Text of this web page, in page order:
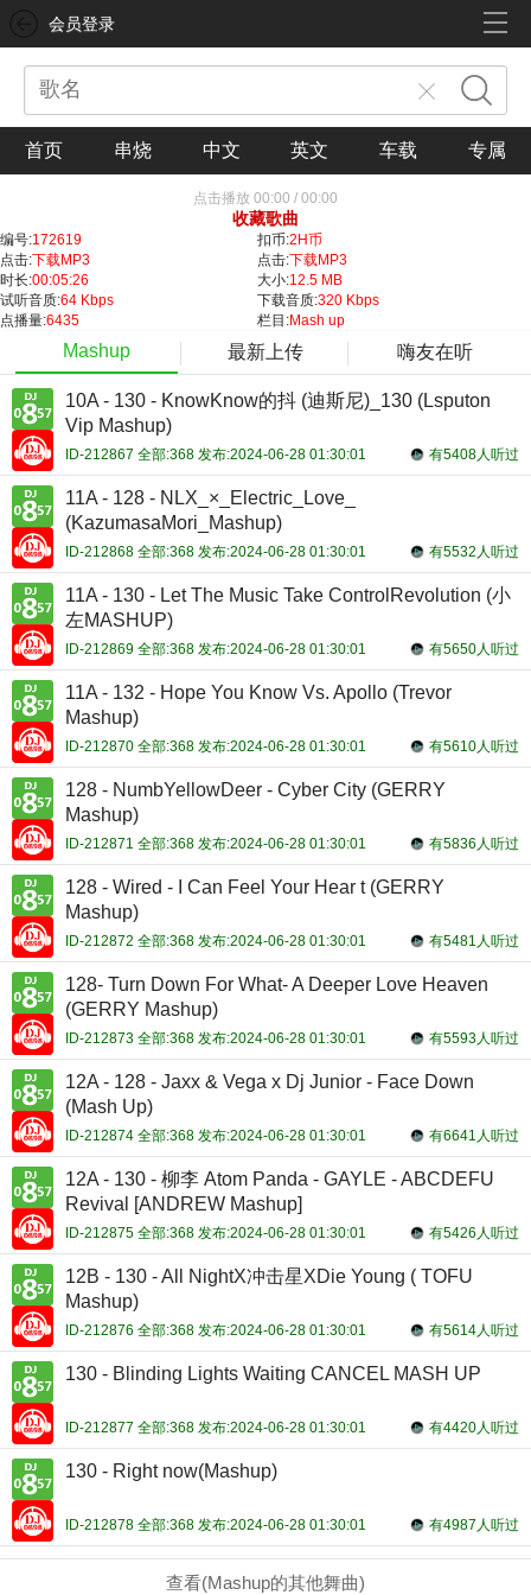
会员登录
首页 串烧 中文 英文 车载 专属
点击播放 00:00 / 00:00
收藏歌曲
编号:172619 扣币:2H币
点击:下载MP3 点击:下载MP3
时长:00:05:26 大小:12.5 MB
试听音质:64 Kbps 下载音质:320 Kbps
点播量:6435 栏目:Mash up
Mashup 最新上传 嗨友在听
10A - 130 - KnowKnow的抖 (迪斯尼)_130 (Lsputon
Vip Mashup)
有5408人听过
ID-212867 全部:368 发布:2024-06-28 01:30:01
11A - 128 - NLX_×_Electric_Love_
(KazumasaMori_Mashup)
有5532人听过
ID-212868 全部:368 发布:2024-06-28 01:30:01
11A - 130 - Let The Music Take ControlRevolution (小
左MASHUP)
有5650人听过
ID-212869 全部:368 发布:2024-06-28 01:30:01
11A - 132 - Hope You Know Vs. Apollo (Trevor
Mashup)
有5610人听过
ID-212870 全部:368 发布:2024-06-28 01:30:01
128 - NumbYellowDeer - Cyber City (GERRY
Mashup)
有5836人听过
ID-212871 全部:368 发布:2024-06-28 01:30:01
128 - Wired - I Can Feel Your Hear t (GERRY
Mashup)
有5481人听过
ID-212872 全部:368 发布:2024-06-28 01:30:01
128- Turn Down For What- A Deeper Love Heaven
(GERRY Mashup)
有5593人听过
ID-212873 全部:368 发布:2024-06-28 01:30:01
12A - 128 - Jaxx & Vega x Dj Junior - Face Down
(Mash Up)
有6641人听过
ID-212874 全部:368 发布:2024-06-28 01:30:01
12A - 130 - 柳李 Atom Panda - GAYLE - ABCDEFU
Revival [ANDREW Mashup]
有5426人听过
ID-212875 全部:368 发布:2024-06-28 01:30:01
12B - 130 - All NightX冲击星XDie Young ( TOFU
Mashup)
有5614人听过
ID-212876 全部:368 发布:2024-06-28 01:30:01
130 - Blinding Lights Waiting CANCEL MASH UP
有4420人听过
ID-212877 全部:368 发布:2024-06-28 01:30:01
130 - Right now(Mashup)
有4987人听过
ID-212878 全部:368 发布:2024-06-28 01:30:01
查看(Mashup的其他舞曲)